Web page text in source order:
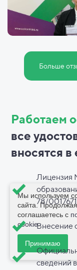
Больше
Работаем
все
вносятся в
Лицензия
78/
сведений
Мы используем
сайта.
соглашаетесь с
cookie.
Принимаю